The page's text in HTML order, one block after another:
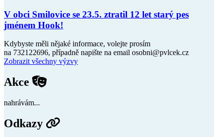
V obci Smilovice se 23.5. ztratil 12 let starý pes
jménem Hook!
Kdybyste měli nějaké informace, volejte prosím
na 732122696, případně napište na email osobni@pvlcek.cz
Zobrazit všechny výzvy
Akce
nahrávám...
Odkazy